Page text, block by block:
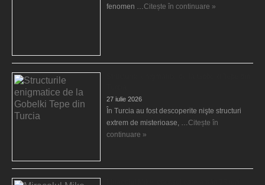
fenomen …Citește în continuare »
27 iulie 2026
În Turcia au fost descoperite nişte structuri
extrem de misterioase, …Citește în
continuare »